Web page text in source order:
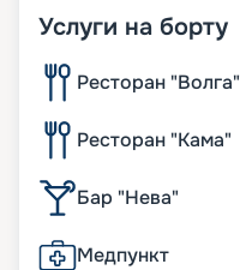
Услуги на борту
Ресторан "Волга"
Ресторан "Кама"
Бар "Нева"
Медпункт